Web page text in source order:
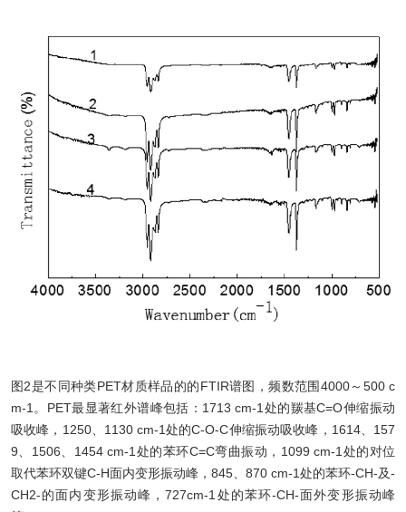
图2是不同种类PET材质样品的的FTIR谱图，频数范围4000～500 c
m-1。PET最显著红外谱峰包括：1713 cm-1处的羰基C=O伸缩振动
吸收峰，1250、1130 cm-1处的C-O-C伸缩振动吸收峰，1614、157
9、1506、1454 cm-1处的苯环C=C弯曲振动，1099 cm-1处的对位
取代苯环双键C-H面内变形振动峰，845、870 cm-1处的苯环-CH-及-
CH2-的面内变形振动峰，727cm-1处的苯环-CH-面外变形振动峰